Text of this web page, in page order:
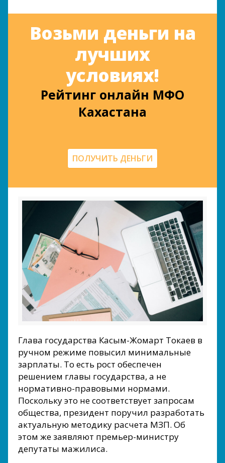
Возьми деньги на
лучших
условиях!
Рейтинг онлайн МФО
Кахастана
ПОЛУЧИТЬ ДЕНЬГИ
Глава государства Касым-Жомарт Токаев в
ручном режиме повысил минимальные
зарплаты. То есть рост обеспечен
решением главы государства, а не
нормативно-правовыми нормами.
Поскольку это не соответствует запросам
общества, президент поручил разработать
актуальную методику расчета МЗП. Об
этом же заявляют премьер-министру
депутаты мажилиса.